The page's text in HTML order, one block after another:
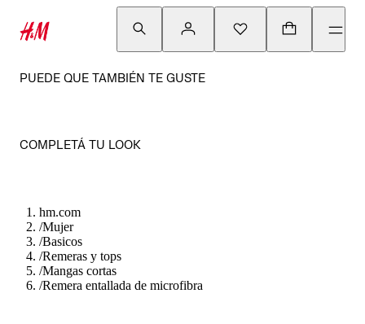
PUEDE QUE TAMBIÉN TE GUSTE
COMPLETÁ TU LOOK
hm.com
/Mujer
/Basicos
/Remeras y tops
/Mangas cortas
/Remera entallada de microfibra